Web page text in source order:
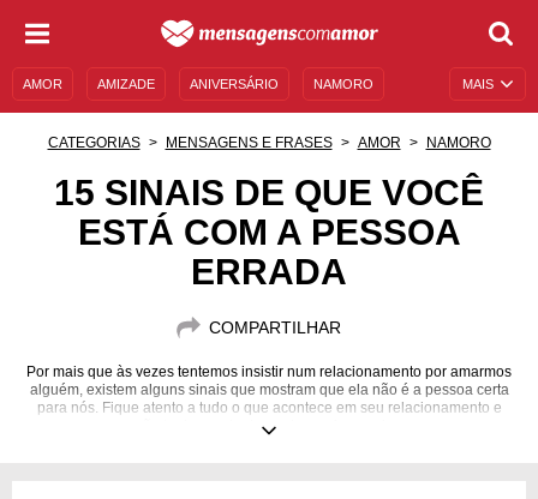
MAIS
AMOR AMIZADE ANIVERSÁRIO NAMORO
MENSAGENS E FRASES MENSAGENS DE ANIVERSÁRIO
FAMOSOS BÍBLIA
CATEGORIAS MENSAGENS E FRASES AMOR NAMORO
15 SINAIS DE QUE VOCÊ
ESTÁ COM A PESSOA
ERRADA
COMPARTILHAR
Por mais que às vezes tentemos insistir num relacionamento por amarmos
alguém, existem alguns sinais que mostram que ela não é a pessoa certa
para nós. Fique atento a tudo o que acontece em seu relacionamento e
não tenha medo de mudar, se for preciso.